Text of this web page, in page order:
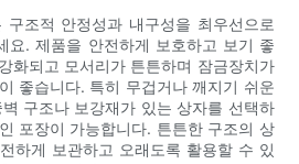
조적 안정성과 내구성을 최우선으로
요. 제품을 안전하게 보호하고 보기 좋
화되고 모서리가 튼튼하며 잠금장치가
좋습니다. 특히 무겁거나 깨지기 쉬운
구조나 보강재가 있는 상자를 선택하
포장이 가능합니다. 튼튼한 구조의 상
하게 보관하고 오래도록 활용할 수 있